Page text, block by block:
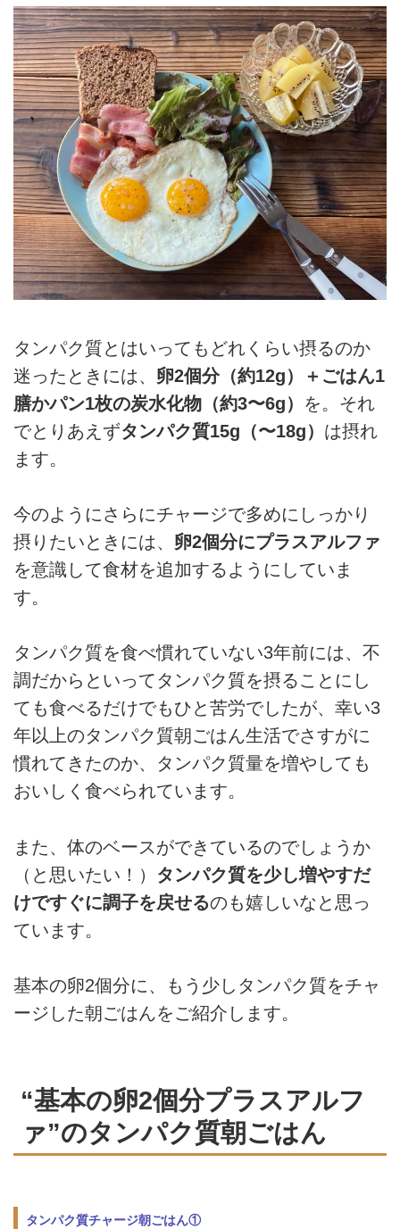
タンパク質とはいってもどれくらい摂るのか
迷ったときには、 卵2個分（約12g）＋ごはん1
膳かパン1枚の炭水化物（約3〜6g） を。それ
でとりあえずタンパク質15g（〜18g） は摂れ
ます。
今のようにさらにチャージで多めにしっかり
摂りたいときには、 卵2個分にプラスアルファ
を意識して食材を追加するようにしていま
す。
タンパク質を食べ慣れていない3年前には、不
調だからといってタンパク質を摂ることにし
ても食べるだけでもひと苦労でしたが、幸い3
年以上のタンパク質朝ごはん生活でさすがに
慣れてきたのか、タンパク質量を増やしても
おいしく食べられています。
また、体のベースができているのでしょうか
（と思いたい！） タンパク質を少し増やすだ
けですぐに調子を戻せるのも嬉しいなと思っ
ています。
基本の卵2個分に、もう少しタンパク質をチャ
ージした朝ごはんをご紹介します。
“基本の卵2個分プラスアルフ
ァ”のタンパク質朝ごはん
タンパク質チャージ朝ごはん①